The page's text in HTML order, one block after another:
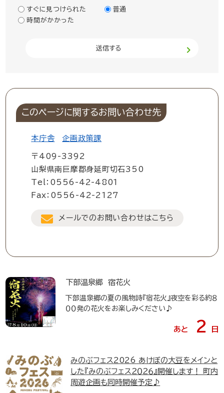
すぐに見つけられた
普通
時間がかかった
このページに関するお問い合わせ先
本庁舎 企画政策課
〒409-3392
山梨県南巨摩郡身延町切石350
Tel：0556-42-4801
Fax：0556-42-2127
メールでのお問い合わせはこちら
下部温泉郷 宿花火
下部温泉郷の夏の風物詩『宿花火』夜空を彩る約８
００発の花火をお楽しみください♪
あと 2 日
みのぶフェス2026 あけぼの大豆をメインと
した『みのぶフェス２０２６』開催します！ 町内
周遊企画も同時開催予定♪